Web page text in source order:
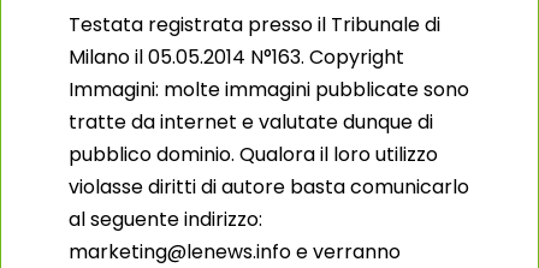
Testata registrata presso il Tribunale di
Milano il 05.05.2014 N°163. Copyright
Immagini: molte immagini pubblicate sono
tratte da internet e valutate dunque di
pubblico dominio. Qualora il loro utilizzo
violasse diritti di autore basta comunicarlo
al seguente indirizzo:
marketing@lenews.info e verranno